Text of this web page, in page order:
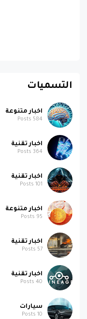
التسميات
اخبار متنوعة
584
اخبار تقنية
364
اخبار تقنية
101
اخبار متنوعة
95
اخبار تقنية
57
اخبار تقنية
40
سيارات
10